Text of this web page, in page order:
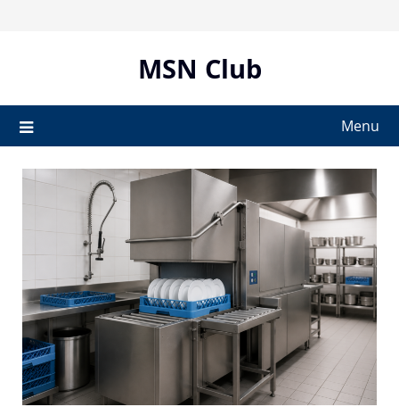
MSN Club
Menu